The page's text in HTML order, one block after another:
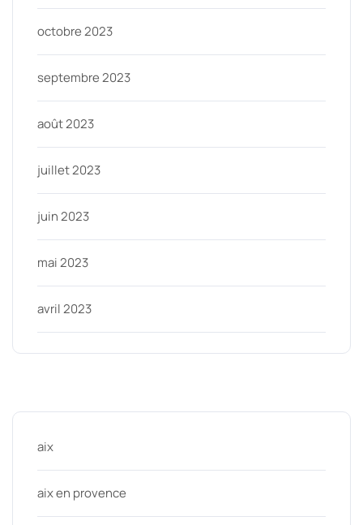
octobre 2023
septembre 2023
août 2023
juillet 2023
juin 2023
mai 2023
avril 2023
aix
aix en provence